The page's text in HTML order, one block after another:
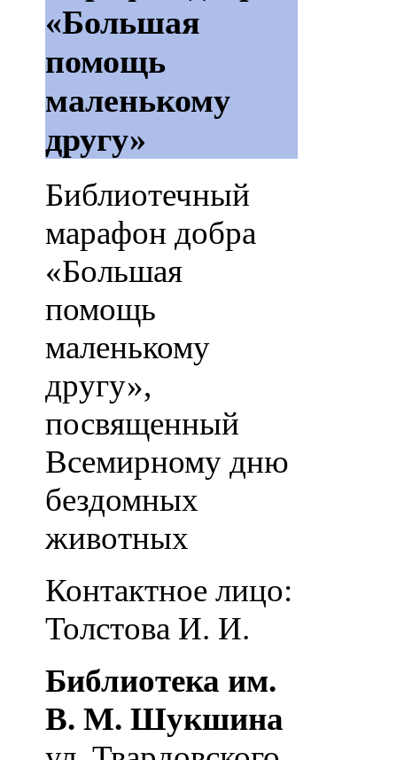
«Большая
помощь
маленькому
другу»
Библиотечный
марафон добра
«Большая
помощь
маленькому
другу»,
посвященный
Всемирному дню
бездомных
животных
Контактное лицо:
Толстова И. И.
Библиотека им.
В. М. Шукшина